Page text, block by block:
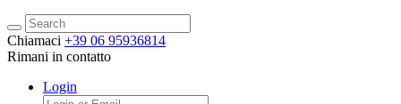
Chiamaci +39 06 95936814
Rimani in contatto
Login